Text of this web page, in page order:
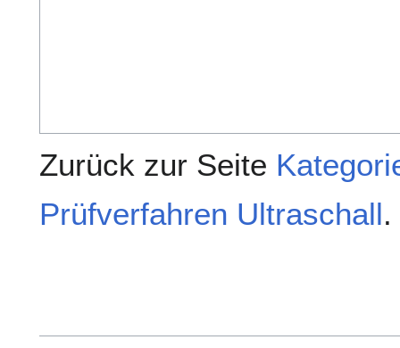
Zurück zur Seite
Prüfverfahren Ultraschall.